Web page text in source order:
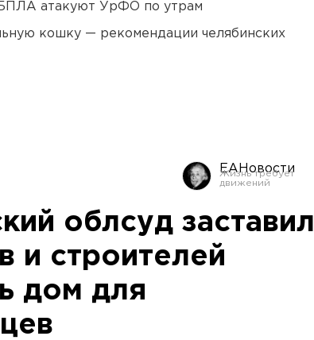
БПЛА атакуют УрФО по утрам
кошку — рекомендации челябинских
ЕАНовости
облсуд заставил
и строителей
дом для